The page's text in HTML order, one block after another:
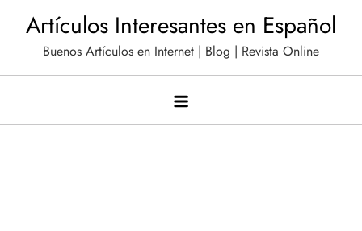
contenido
Artículos Interesantes en Español
Buenos Artículos en Internet | Blog | Revista Online